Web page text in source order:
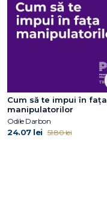
Cum să te impui în fața
manipulatorilor
Odile Darbon
24.07 lei 51.80 lei